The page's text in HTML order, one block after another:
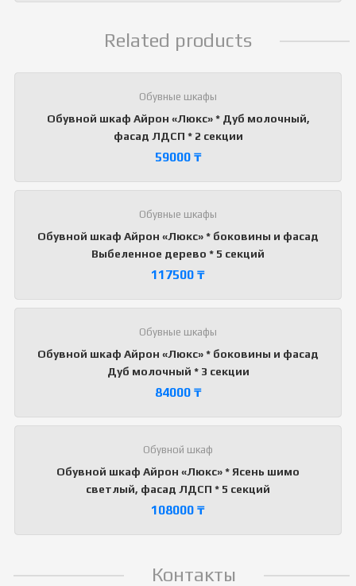
Related products
Обувные шкафы
Обувной шкаф Айрон «Люкс» * Дуб молочный,
фасад ЛДСП * 2 секции
59000 ₸
Обувные шкафы
Обувной шкаф Айрон «Люкс» * боковины и фасад
Выбеленное дерево * 5 секций
117500 ₸
Обувные шкафы
Обувной шкаф Айрон «Люкс» * боковины и фасад
Дуб молочный * 3 секции
84000 ₸
Обувной шкаф
Обувной шкаф Айрон «Люкс» * Ясень шимо
светлый, фасад ЛДСП * 5 секций
108000 ₸
Контакты